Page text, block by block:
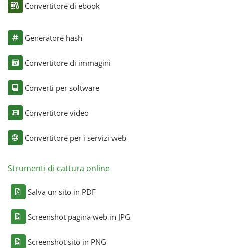
Convertitore di ebook
Generatore hash
Convertitore di immagini
Converti per software
Convertitore video
Convertitore per i servizi web
Strumenti di cattura online
Salva un sito in PDF
Screenshot pagina web in JPG
Screenshot sito in PNG